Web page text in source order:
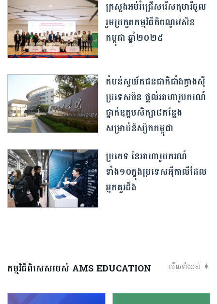
ក្រសួងអប់រំជ្រើសរើសកុមារីចូល
រួមប្រកួតកម្មវិធីតិចណូវេសិន
កម្ពុជា ឆ្នាំ២០២៥
តំបន់ស្វយ័តជនជាតិជាំងក្វាងស៊ី
ប្រទេសចិន ផ្តល់អាហារូបករណ៍
ថ្នាក់​ឧត្តមសិក្សា​៨កន្លែង
សម្រាប់និស្សិតកម្ពុជា
ប្រភេទ នៃអាហារូបករណ៍
ទាំង១០ក្នុងប្រទេសអ៉ីតាលីដែល
អ្នកគួរដឹង
កម្មវិធីពិសេសរបស់ AMS EDUCATION មើលទាំងអស់ ➧